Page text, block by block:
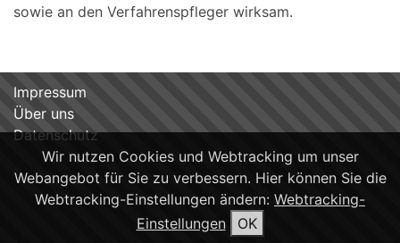
sowie an den Verfahrenspfleger wirksam.
Wir nutzen Cookies und Webtracking um unser
Webangebot für Sie zu verbessern. Hier können Sie die
Webtracking-Einstellungen ändern: Webtracking-
Einstellungen
OK
Impressum
Über uns
Datenschutz